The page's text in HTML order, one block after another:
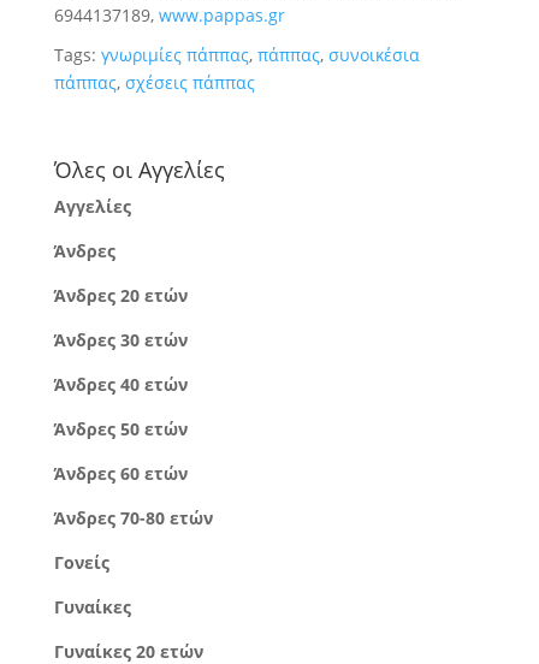
6944137189, www.pappas.gr
Tags: γνωριμίες πάππας, πάππας, συνοικέσια
πάππας, σχέσεις πάππας
Όλες οι Αγγελίες
Αγγελίες
Άνδρες
Άνδρες 20 ετών
Άνδρες 30 ετών
Άνδρες 40 ετών
Άνδρες 50 ετών
Άνδρες 60 ετών
Άνδρες 70-80 ετών
Γονείς
Γυναίκες
Γυναίκες 20 ετών